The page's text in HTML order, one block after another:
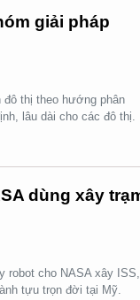
giải pháp
đô thị theo hướng phân
lâu dài cho các đô thị.
dùng xây
robot cho NASA xây ISS,
tựu trọn đời tại Mỹ.